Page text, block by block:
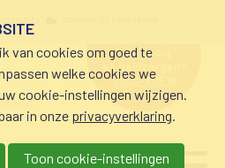
hulp nodig
bij geldzorgen?
0800-8115.nl
van cookies om goed te
welke cookies we
cookie-instellingen wijzigen.
in onze privacyverklaring.
Toon cookie-instellingen